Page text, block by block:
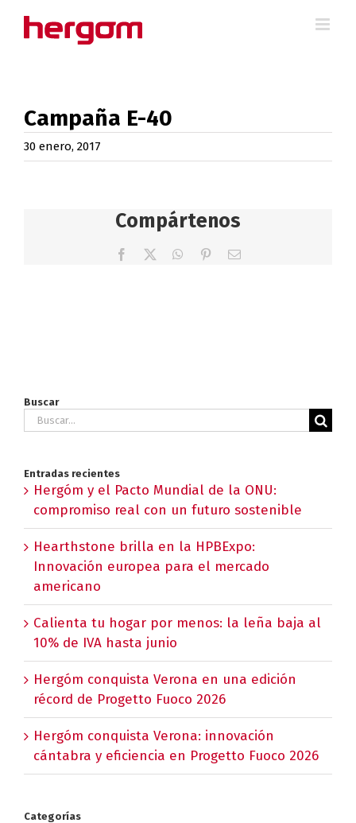
Campaña E-40
30 enero, 2017
Compártenos
Facebook WhatsApp
PinterestCorreo
Buscar
Buscar:
Entradas recientes
Hergóm y el Pacto Mundial de la ONU:
compromiso real con un futuro sostenible
Hearthstone brilla en la HPBExpo:
Innovación europea para el mercado
americano
Calienta tu hogar por menos: la leña baja al
10% de IVA hasta junio
Hergóm conquista Verona en una edición
récord de Progetto Fuoco 2026
Hergóm conquista Verona: innovación
cántabra y eficiencia en Progetto Fuoco 2026
Categorías